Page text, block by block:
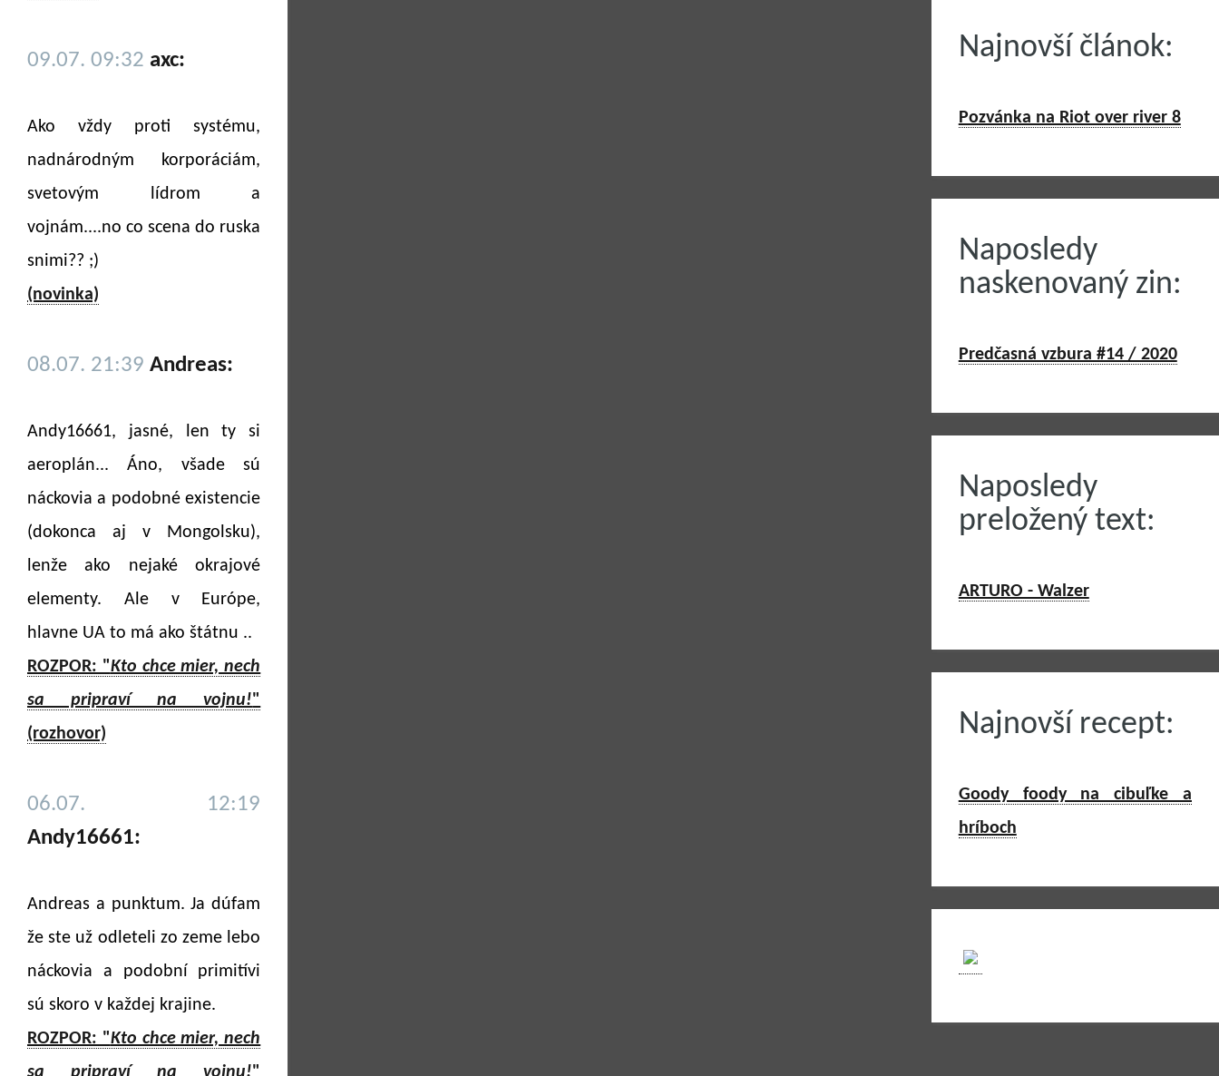
09.07. 09:32 axc:
Ako vždy proti systému,
nadnárodným korporáciám,
svetovým lídrom a
vojnám....no co scena do ruska
snimi?? ;)
(novinka)
08.07. 21:39 Andreas:
Andy16661, jasné, len ty si
aeroplán... Áno, všade sú
náckovia a podobné existencie
(dokonca aj v Mongolsku),
lenže ako nejaké okrajové
elementy. Ale v Európe,
hlavne UA to má ako štátnu ..
ROZPOR: "Kto chce mier, nech
sa pripraví na vojnu!"
(rozhovor)
06.07. 12:19
Andy16661:
Andreas a punktum. Ja dúfam
že ste už odleteli zo zeme lebo
náckovia a podobní primitívi
sú skoro v každej krajine.
ROZPOR: "Kto chce mier, nech
sa pripraví na vojnu!"
Najnovší článok:
Pozvánka na Riot over river 8
Naposledy
naskenovaný zin:
Predčasná vzbura #14 / 2020
Naposledy
preložený text:
ARTURO - Walzer
Najnovší recept:
Goody foody na cibuľke a
hríboch